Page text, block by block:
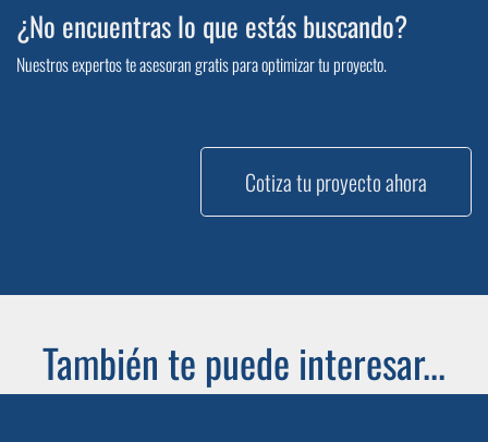
¿No encuentras lo que estás buscando?
Nuestros expertos te asesoran gratis para optimizar tu proyecto.
Cotiza tu proyecto ahora
También te puede interesar...